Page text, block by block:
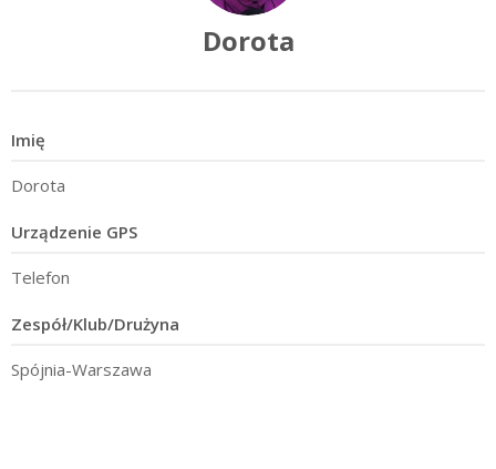
Dorota
Imię
Dorota
Urządzenie GPS
Telefon
Zespół/Klub/Drużyna
Spójnia-Warszawa